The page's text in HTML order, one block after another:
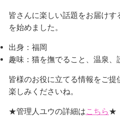
皆さんに楽しい話題をお届け
を始めました。
出身：福岡
趣味：猫を撫でること、温泉、
皆様のお役に立てる情報をご提
楽しみくださいね。
★管理人ユウの詳細はこちら★